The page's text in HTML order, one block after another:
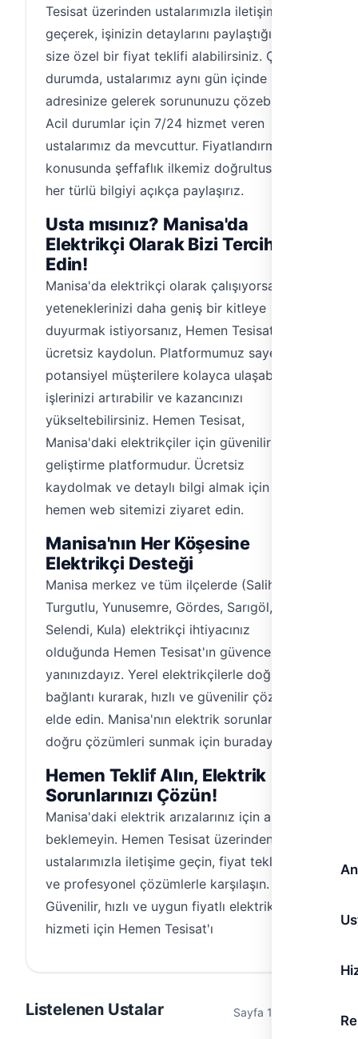
Tesisat üzerinden ustalarımızla iletişime
geçerek, işinizin detaylarını paylaştığınızda
size özel bir fiyat teklifi alabilirsiniz. Çoğu
durumda, ustalarımız aynı gün içinde
adresinize gelerek sorununuzu çözebilirler.
Acil durumlar için 7/24 hizmet veren
ustalarımız da mevcuttur. Fiyatlandırma
konusunda şeffaflık ilkemiz doğrultusunda,
her türlü bilgiyi açıkça paylaşırız.
Usta mısınız? Manisa'da
Elektrikçi Olarak Bizi Tercih
Edin!
Manisa'da elektrikçi olarak çalışıyorsanız ve
yeteneklerinizi daha geniş bir kitleye
duyurmak istiyorsanız, Hemen Tesisat'a
ücretsiz kaydolun. Platformumuz sayesinde,
potansiyel müşterilere kolayca ulaşabilir,
işlerinizi artırabilir ve kazancınızı
yükseltebilirsiniz. Hemen Tesisat,
Manisa'daki elektrikçiler için güvenilir bir iş
geliştirme platformudur. Ücretsiz
kaydolmak ve detaylı bilgi almak için
hemen web sitemizi ziyaret edin.
Manisa'nın Her Köşesine
Elektrikçi Desteği
Manisa merkez ve tüm ilçelerde (Salihli,
Turgutlu, Yunusemre, Gördes, Sarıgöl,
Selendi, Kula) elektrikçi ihtiyacınız
olduğunda Hemen Tesisat'ın güvencesiyle
yanınızdayız. Yerel elektrikçilerle doğrudan
bağlantı kurarak, hızlı ve güvenilir çözümler
elde edin. Manisa'nın elektrik sorunlarına en
doğru çözümleri sunmak için buradayız.
Hemen Teklif Alın, Elektrik
Sorunlarınızı Çözün!
Manisa'daki elektrik arızalarınız için artık
beklemeyin. Hemen Tesisat üzerinden
ustalarımızla iletişime geçin, fiyat teklifi alın
ve profesyonel çözümlerle karşılaşın.
Güvenilir, hızlı ve uygun fiyatlı elektrikçi
hizmeti için Hemen Tesisat'ı
Listelenen Ustalar Sayfa 1 / 1 (0 usta)